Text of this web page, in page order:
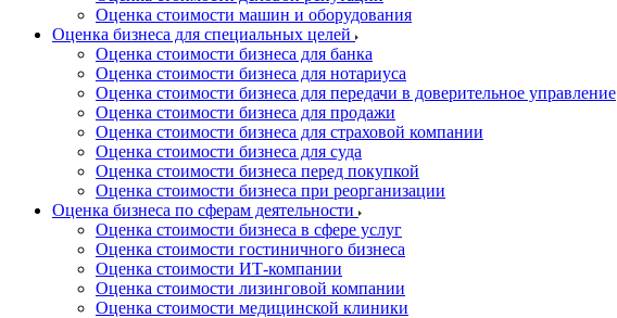
Оценка стоимости машин и оборудования
Оценка бизнеса для специальных целей
Оценка стоимости бизнеса для банка
Оценка стоимости бизнеса для нотариуса
Оценка стоимости бизнеса для передачи в доверительное управление
Оценка стоимости бизнеса для продажи
Оценка стоимости бизнеса для страховой компании
Оценка стоимости бизнеса для суда
Оценка стоимости бизнеса перед покупкой
Оценка стоимости бизнеса при реорганизации
Оценка бизнеса по сферам деятельности
Оценка стоимости бизнеса в сфере услуг
Оценка стоимости гостиничного бизнеса
Оценка стоимости ИТ-компании
Оценка стоимости лизинговой компании
Оценка стоимости медицинской клиники